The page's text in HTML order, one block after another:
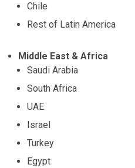
Chile
Rest of Latin America
Middle East & Africa
Saudi Arabia
South Africa
UAE
Israel
Turkey
Egypt